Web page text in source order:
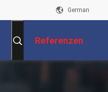
German
Referenzen